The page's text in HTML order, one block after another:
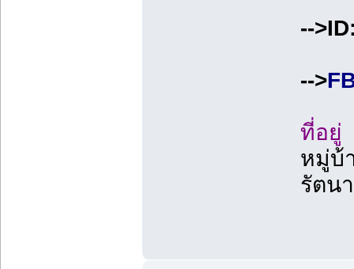
--
-->
ที่อยู่
หมู่บ้
รัตน